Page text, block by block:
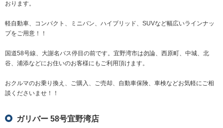
おります。
軽自動車、コンパクト、ミニバン、ハイブリッド、SUVなど幅広いラインナッ
プをご用意！！
国道58号線、大謝名バス停目の前です。宜野湾市は勿論、西原町、中城、北
谷、浦添などにお住いのお客様にもご利用頂けます。
おクルマのお乗り換え、ご購入、ご売却、自動車保険、車検などお気軽にご相
談くださいませ！！
ガリバー 58号宜野湾店